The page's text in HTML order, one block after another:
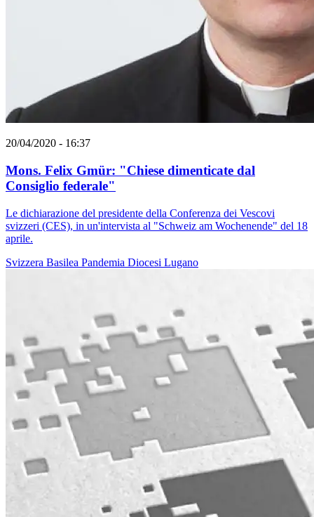
20/04/2020 - 16:37
Mons. Felix Gmür: "Chiese dimenticate dal
Consiglio federale"
Le dichiarazione del presidente della Conferenza dei Vescovi
svizzeri (CES), in un'intervista al "Schweiz am Wochenende" del 18
aprile.
Svizzera Basilea Pandemia Diocesi Lugano